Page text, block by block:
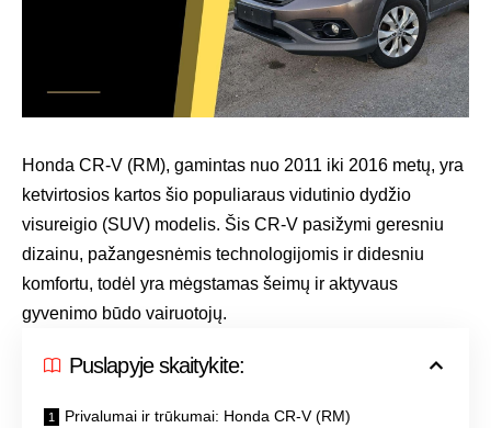
Honda CR-V (RM), gamintas nuo 2011 iki 2016 metų, yra
ketvirtosios kartos šio populiaraus vidutinio dydžio
visureigio (SUV) modelis. Šis CR-V pasižymi geresniu
dizainu, pažangesnėmis technologijomis ir didesniu
komfortu, todėl yra mėgstamas šeimų ir aktyvaus
gyvenimo būdo vairuotojų.
Puslapyje skaitykite:
Privalumai ir trūkumai: Honda CR-V (RM)